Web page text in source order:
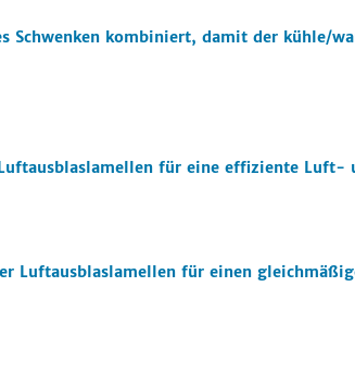
Schwenken kombiniert, damit der kühle/
für eine effiziente Luft-
Luftausblaslamellen für einen